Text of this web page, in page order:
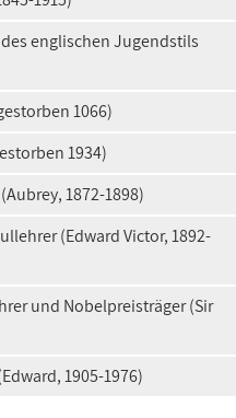
englischen Jugendstils
1066)
1934)
1872-1898)
(Edward Victor, 1892-
und Nobelpreisträger (Sir
1905-1976)